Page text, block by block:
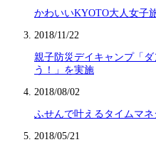
かわいいKYOTO大人女子
2018/11/22
親子防災デイキャンプ「
う！」を実施
2018/08/02
ふせんで叶えるタイムマ
2018/05/21